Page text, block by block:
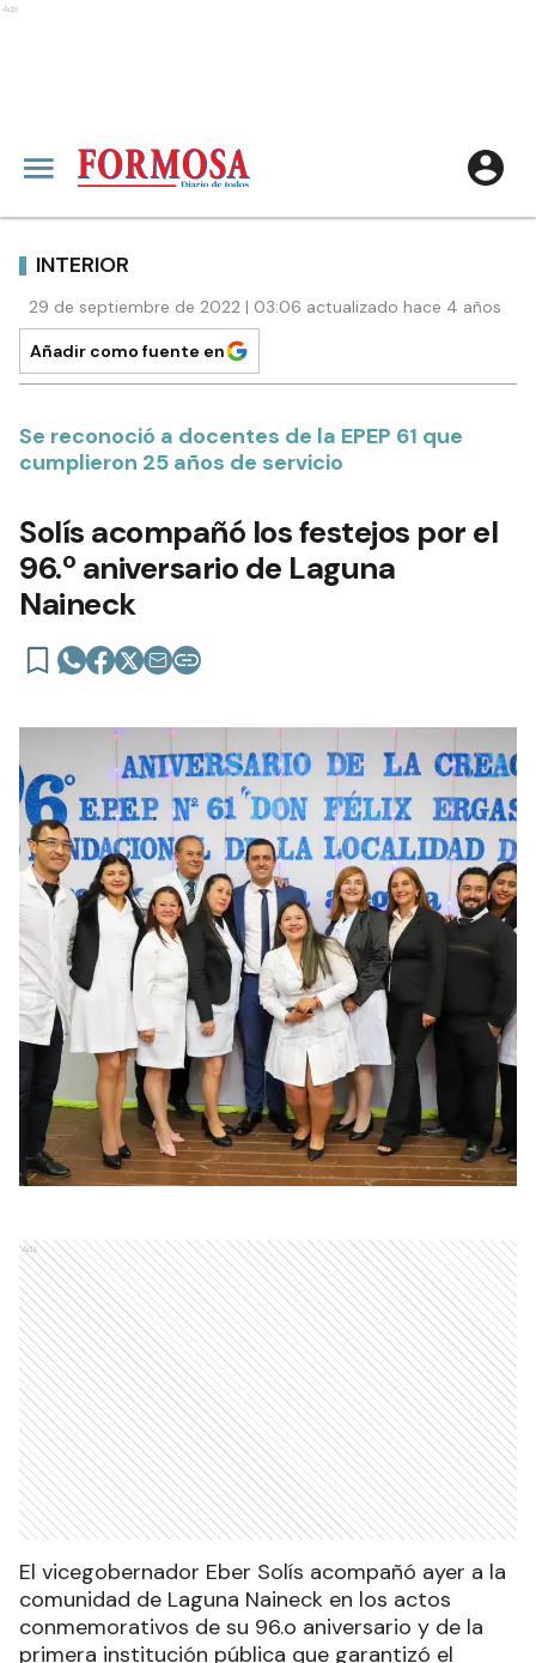
Ads
INTERIOR
29 de septiembre de 2022 | 03:06 actualizado hace 4 años
Añadir como fuente en
Se reconoció a docentes de la EPEP 61 que
cumplieron 25 años de servicio
Solís acompañó los festejos por el
96.º aniversario de Laguna
Naineck
Ads
El vicegobernador Eber Solís acompañó ayer a la
comunidad de Laguna Naineck en los actos
conmemorativos de su 96.o aniversario y de la
primera institución pública que garantizó el